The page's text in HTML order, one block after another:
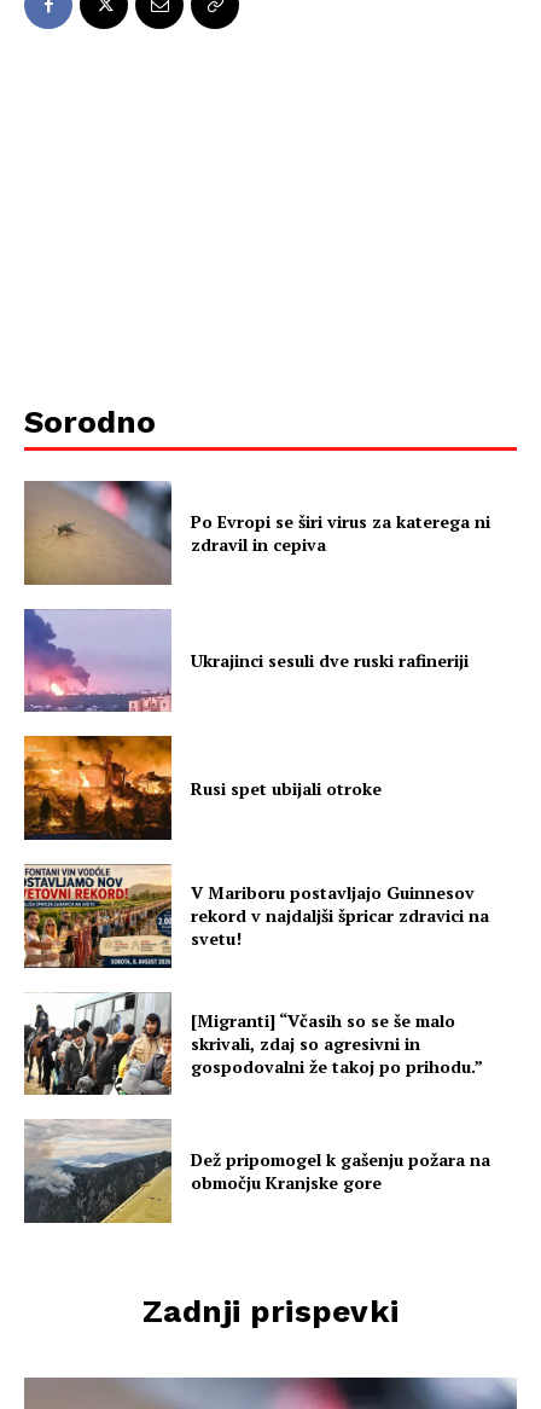
Sorodno
Po Evropi se širi virus za katerega ni
zdravil in cepiva
Ukrajinci sesuli dve ruski rafineriji
Rusi spet ubijali otroke
V Mariboru postavljajo Guinnesov
rekord v najdaljši špricar zdravici na
svetu!
[Migranti] “Včasih so se še malo
skrivali, zdaj so agresivni in
gospodovalni že takoj po prihodu.”
Dež pripomogel k gašenju požara na
območju Kranjske gore
Zadnji prispevki